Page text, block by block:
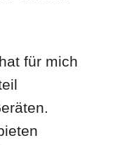
für mich